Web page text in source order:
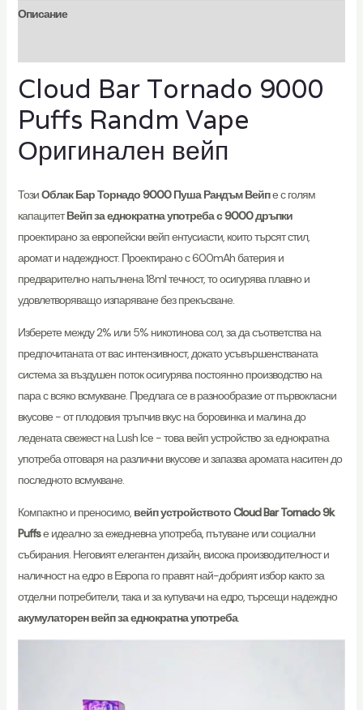
Описание
Cloud Bar Tornado 9000
Puffs Randm Vape
Оригинален вейп
ТозиОблак Бар Торнадо 9000 Пуша Рандъм Вейпе с голям
капацитетВейп за еднократна употреба с 9000 дръпки
проектирано за европейски вейп ентусиасти, които търсят стил,
аромат и надеждност. Проектирано с 600mAh батерия и
предварително напълнена 18ml течност, то осигурява плавно и
удовлетворяващо изпаряване без прекъсване.
Изберете между 2% или 5% никотинова сол, за да съответства на
предпочитаната от вас интензивност, докато усъвършенстваната
система за въздушен поток осигурява постоянно производство на
пара с всяко всмукване. Предлага се в разнообразие от първокласни
вкусове - от плодовия тръпчив вкус на боровинка и малина до
ледената свежест на Lush Ice - това вейп устройство за еднократна
употреба отговаря на различни вкусове и запазва аромата наситен до
последното всмукване.
Компактно и преносимо, вейп устройството Cloud Bar Tornado 9k
Puffsе идеално за ежедневна употреба, пътуване или социални
събирания. Неговият елегантен дизайн, висока производителност и
наличност на едро в Европа го правят най-добрият избор както за
отделни потребители, така и за купувачи на едро, търсещи надеждно
акумулаторен вейп за еднократна употреба.